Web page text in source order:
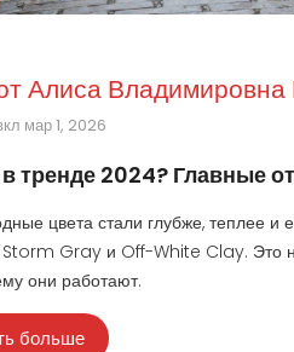
Алиса Владимировна
мар 1, 2026
тренде 2024? Главные
цвета стали глубже, теплее
Gray и Off-White Clay. Это не
они работают.
больше